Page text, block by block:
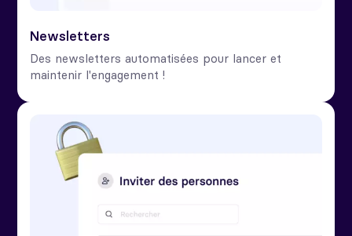
Newsletters
Des newsletters automatisées pour lancer et
maintenir l'engagement !